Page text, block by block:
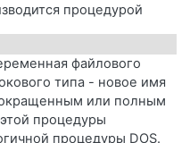
процедурой
файлового
типа - новое имя
или полным
процедуры
процедуры DOS.